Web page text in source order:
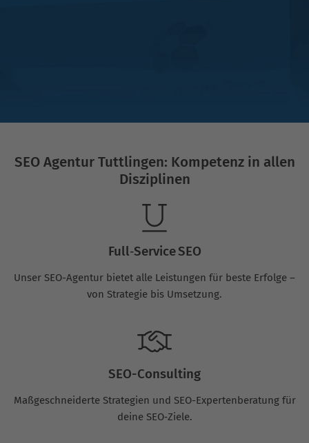
SEO Agentur Tuttlingen: Kompetenz in allen
Disziplinen
Full‑Service SEO
Unser SEO-Agentur bietet alle Leistungen für beste Erfolge –
von Strategie bis Umsetzung.
SEO-Consulting
Maßgeschneiderte Strategien und SEO-Expertenberatung für
deine SEO‑Ziele.